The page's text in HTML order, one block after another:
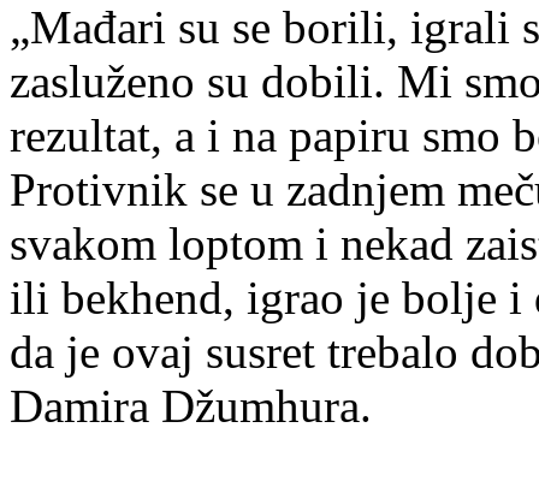
„Mađari su se borili, igrali
zasluženo su dobili. Mi
rezultat, a i na papiru smo
Protivnik se u zadnjem
svakom loptom i nekad
ili bekhend, igrao je bolje i
da je ovaj susret trebalo
Damira Džumhura.